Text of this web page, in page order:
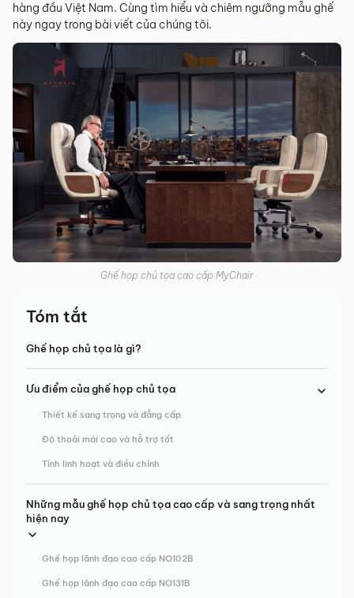
hàng đầu Việt Nam. Cùng tìm hiểu và chiêm ngưỡng mẫu ghế
này ngay trong bài viết của chúng tôi.
Ghế họp chủ tọa cao cấp MyChair
Tóm tắt
Ghế họp chủ tọa là gì?
Ưu điểm của ghế họp chủ tọa
Thiết kế sang trọng và đẳng cấp
Độ thoải mái cao và hỗ trợ tốt
Tính linh hoạt và điều chỉnh
Những mẫu ghế họp chủ tọa cao cấp và sang trọng nhất
hiện nay
Ghế họp lãnh đạo cao cấp NO102B
Ghế họp lãnh đạo cao cấp NO131B